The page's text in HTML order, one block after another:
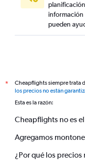
información
pueden
*
Cheapflights siempre trata
los precios no están
Esta es la razón:
Cheapflights no es
Agregamos
¿Por qué los precios